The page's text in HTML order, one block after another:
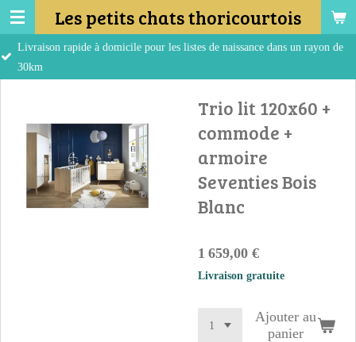
Passer
au
contenu
Les petits chats thoricourtois
à domicile pour les listes de naissance dans un rayon de
Trio lit 120x60 +
commode +
armoire
Seventies Bois
Blanc
1 659,00 €
Livraison gratuite
Ajouter au
panier